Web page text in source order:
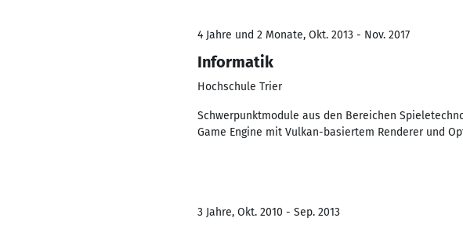
4 Jahre und 2 Monate, Okt. 2013 - Nov. 2017
Informatik
Hochschule Trier
Schwerpunktmodule aus den Bereichen
Game Engine mit Vulkan-basiertem Renderer und
3 Jahre, Okt. 2010 - Sep. 2013